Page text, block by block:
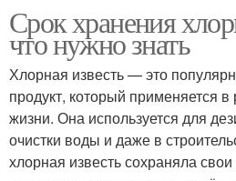
Срок хранения
что нужно знать
Хлорная известь — это
продукт, который применяется
жизни. Она используется для
очистки воды и даже в
хлорная известь сохраняла